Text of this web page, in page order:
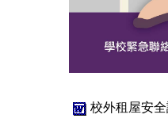
校外租屋安